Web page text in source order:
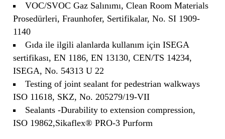
VOC/SVOC Gaz Salınımı, Clean Room Materials
Prosedürleri, Fraunhofer, Sertifikalar, No. SI 1909-
1140
Gıda ile ilgili alanlarda kullanım için ISEGA
sertifikası, EN 1186, EN 13130, CEN/TS 14234,
ISEGA, No. 54313 U 22
Testing of joint sealant for pedestrian walkways
ISO 11618, SKZ, No. 205279/19-VII
Sealants -Durability to extension compression,
ISO 19862,Sikaflex® PRO-3 Purform